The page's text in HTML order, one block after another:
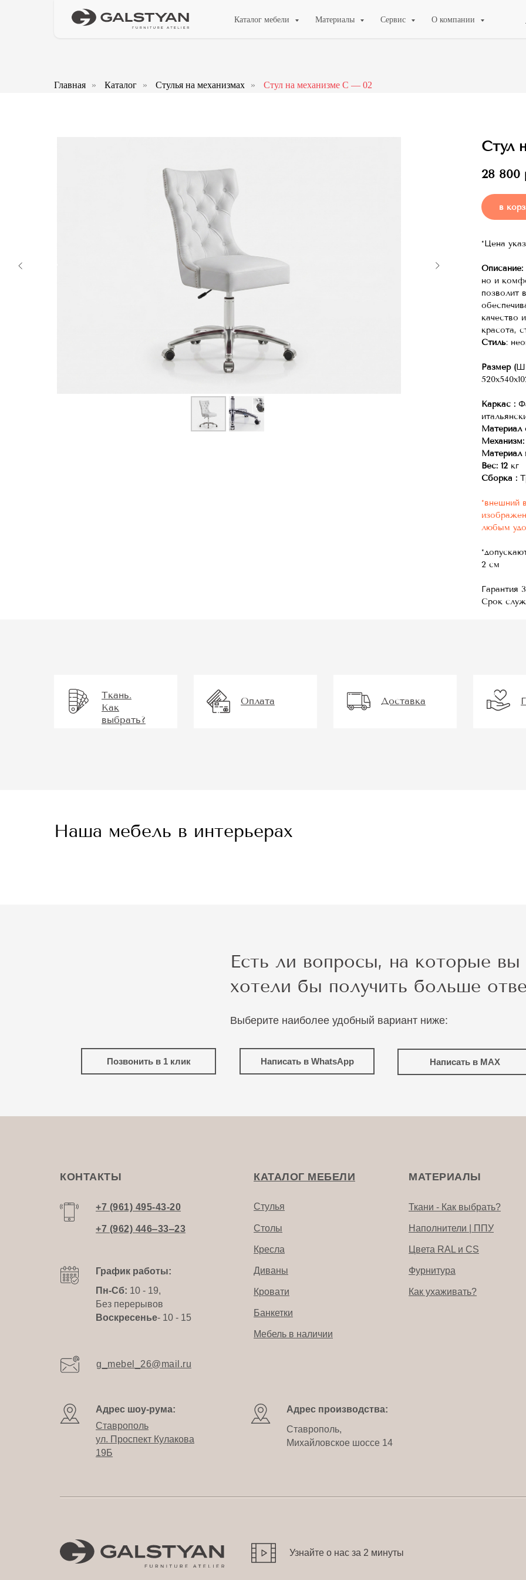
Каталог мебели Материалы Сервис О компании
Главная » Каталог » Стулья на механизмах » Стул на механизме C — 02
Стул
28 800
в
*Цена
Описание:
но и
позволит
качество
красота,
Стиль:
Размер (
Каркас :
Материал
Механизм:
Материал
Вес: 12 кг
Сборка :
*внешний
любым
2 см
Гарантия
Срок
Доставка
Оплата
Ткань.
Как
выбрать?
Наша мебель в интерьерах
Есть ли вопросы, на которые вы
хотели бы получить больше
Выберите наиболее удобный вариант ниже:
Написать в WhatsApp Написать в MAX
Позвонить в 1 клик
Узнайте о нас за 2 минуты
Ткани - Как выбрать?
Наполнители | ППУ
Цвета RAL и CS
Фурнитура
Как ухаживать?
МАТЕРИАЛЫ
Стулья
Кресла
Столы
Диваны
Кровати
Банкетки
Мебель в наличии
КАТАЛОГ МЕБЕЛИ
+7 (962) 446‒33‒23
g_mebel_26@mail.ru
+7 (961) 495-43-20
График работы:
Пн-Сб: 10 - 19,
Без перерывов
Воскресенье- 10 - 15
Адрес шоу-рума:
Ставрополь
ул. Проспект Кулакова
19Б
Ставрополь,
Михайловское шоссе 14
Адрес производства:
КОНТАКТЫ